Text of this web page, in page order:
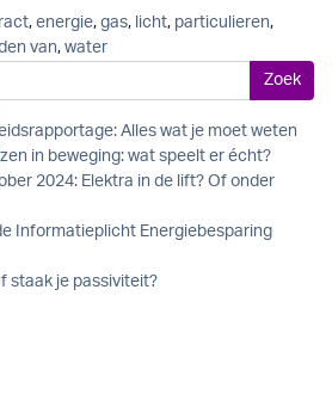
, energie, gas, licht, particulieren,
van, water
Alles wat je moet weten
in beweging: wat speelt er écht?
2024: Elektra in de lift? Of onder
Informatieplicht Energiebesparing
staak je passiviteit?